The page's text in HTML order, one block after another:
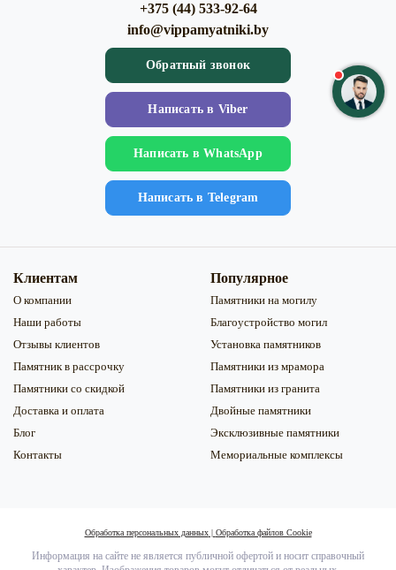
+375 (44) 533-92-64
info@vippamyatniki.by
Обратный звонок
Напиcать в Viber
Напиcать в WhatsApp
Напиcать в Telegram
Клиентам
О компании
Наши работы
Отзывы клиентов
Памятник в рассрочку
Памятники со скидкой
Доставка и оплата
Блог
Контакты
Популярное
Памятники на могилу
Благоустройство могил
Установка памятников
Памятники из мрамора
Памятники из гранита
Двойные памятники
Эксклюзивные памятники
Мемориальные комплексы
Обработка персональных данных| Обработка файлов Сookie
Информация на сайте не является публичной офертой и носит справочный